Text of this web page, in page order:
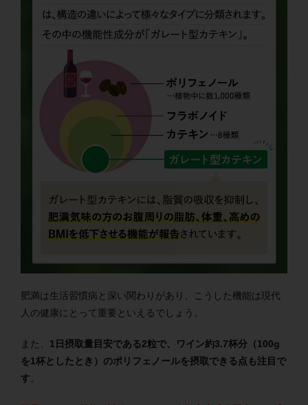
肥満は生活習慣病と深い関わりがあり、こうした機能は現代
人の健康にとって重要といえるでしょう。
また、 1日摂取量目安である2粒で、ワイン約3.7杯分（100g
を1杯としたとき）のポリフェノールを摂取できる点も注目で
す